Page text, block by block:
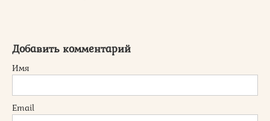
Добавить комментарий
Имя
Email